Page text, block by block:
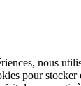
nous
pour stocker